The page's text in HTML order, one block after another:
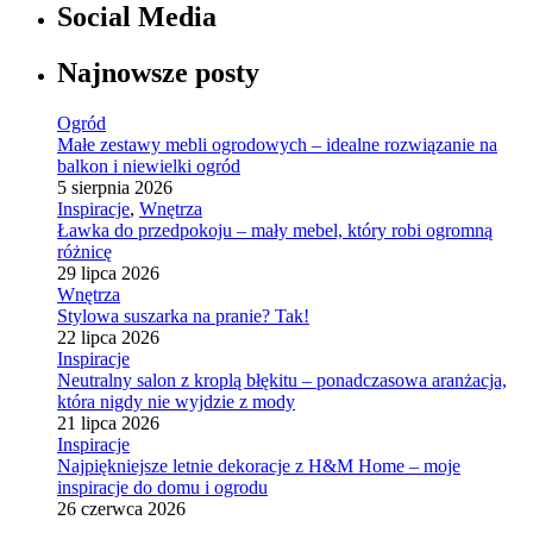
Social Media
Najnowsze posty
Ogród
Małe zestawy mebli ogrodowych – idealne rozwiązanie na
balkon i niewielki ogród
5 sierpnia 2026
Inspiracje, Wnętrza
Ławka do przedpokoju – mały mebel, który robi ogromną
różnicę
29 lipca 2026
Wnętrza
Stylowa suszarka na pranie? Tak!
22 lipca 2026
Inspiracje
Neutralny salon z kroplą błękitu – ponadczasowa aranżacja,
która nigdy nie wyjdzie z mody
21 lipca 2026
Inspiracje
Najpiękniejsze letnie dekoracje z H&M Home – moje
inspiracje do domu i ogrodu
26 czerwca 2026